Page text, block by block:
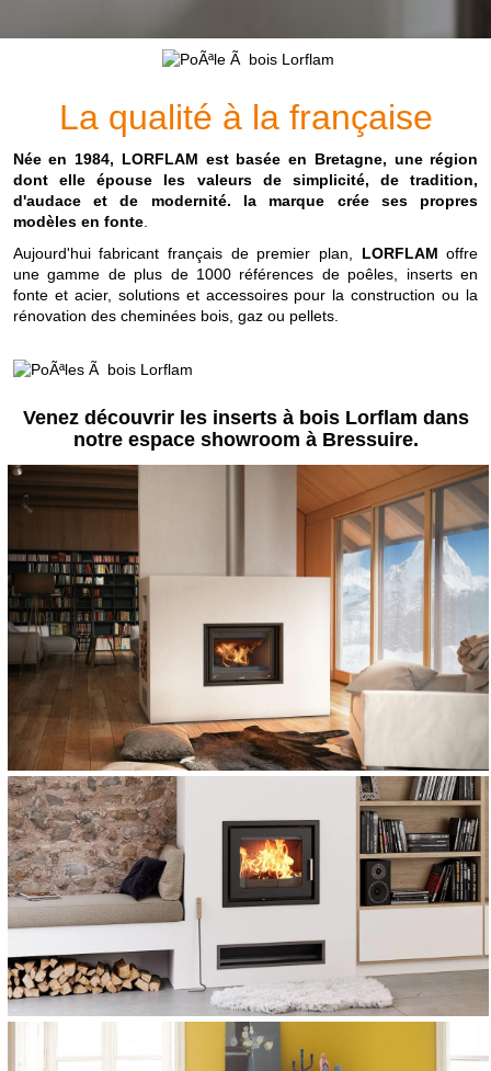
La qualité à la française
Née en 1984, LORFLAM est basée en Bretagne, une région
dont elle épouse les valeurs de simplicité, de tradition,
d'audace et de modernité. la marque crée ses propres
modèles en fonte.
Aujourd'hui fabricant français de premier plan, LORFLAM offre
une gamme de plus de 1000 références de poêles, inserts en
fonte et acier, solutions et accessoires pour la construction ou la
rénovation des cheminées bois, gaz ou pellets.
Venez découvrir les inserts à bois Lorflam dans
notre espace showroom à Bressuire.